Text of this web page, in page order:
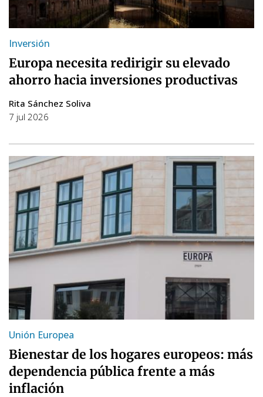
Inversión
Europa necesita redirigir su elevado
ahorro hacia inversiones productivas
Rita Sánchez Soliva
7 jul 2026
Unión Europea
Bienestar de los hogares europeos: más
dependencia pública frente a más
inflación